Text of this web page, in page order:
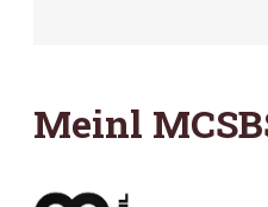
Meinl